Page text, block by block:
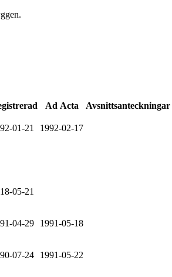
Ad Acta Avsnittsanteckningar
01-21 1992-02-17
05-21
04-29 1991-05-18
07-24 1991-05-22